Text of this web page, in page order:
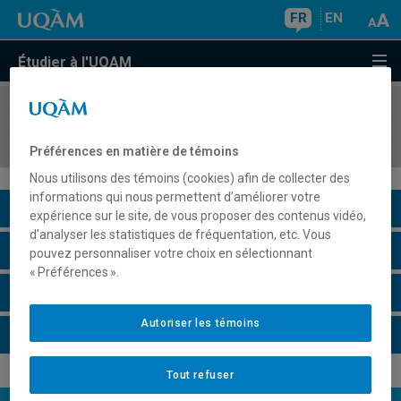
FR EN
Étudier à l'UQAM
COURS//
Description du cours
Horaire - Été 2026
Préférences en matière de témoins
Nous utilisons des témoins (cookies) afin de collecter des
informations qui nous permettent d’améliorer votre
expérience sur le site, de vous proposer des contenus vidéo,
d’analyser les statistiques de fréquentation, etc. Vous
pouvez personnaliser votre choix en sélectionnant
« Préférences ».
Tout refuser
Autoriser les témoins